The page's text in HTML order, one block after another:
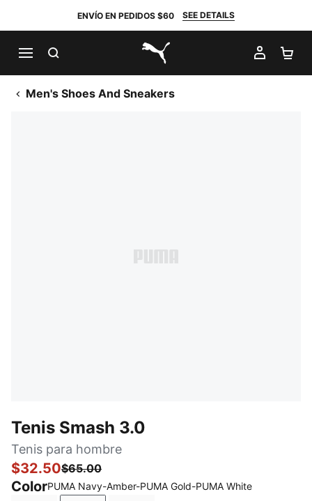
ENVÍO EN PEDIDOS $60 SEE DETAILS
PUMA.com
MI
Men's Shoes And Sneakers
Tenis Smash 3.0
Tenis para hombre
$32.50$65.00
ColorPUMA Navy-Amber-PUMA Gold-PUMA White